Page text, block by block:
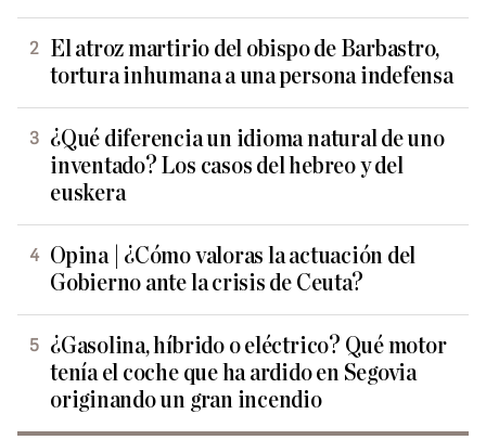
El atroz martirio del obispo de Barbastro,
tortura inhumana a una persona indefensa
¿Qué diferencia un idioma natural de uno
inventado? Los casos del hebreo y del
euskera
Opina | ¿Cómo valoras la actuación del
Gobierno ante la crisis de Ceuta?
¿Gasolina, híbrido o eléctrico? Qué motor
tenía el coche que ha ardido en Segovia
originando un gran incendio